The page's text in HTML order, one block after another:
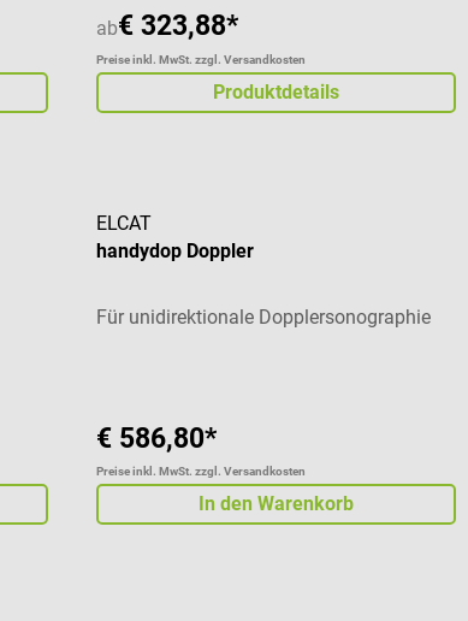
ab€ 323,88*
Preise inkl. MwSt. zzgl. Versandkosten
Produktdetails
ELCAT
handydop Doppler
Für unidirektionale Dopplersonographie
€ 586,80*
Preise inkl. MwSt. zzgl. Versandkosten
In den Warenkorb